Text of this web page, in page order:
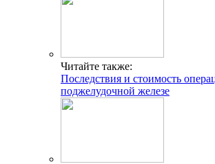
Читайте также:
Последствия и стоимость
поджелудочной железе